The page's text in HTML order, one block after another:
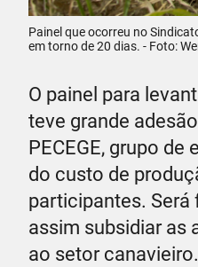
Painel que ocorreu no
em torno de 20 dias. - Foto:
O painel para
teve grande
PECEGE, grupo
do custo de
participantes.
assim subsidiar as
ao setor canavieiro.